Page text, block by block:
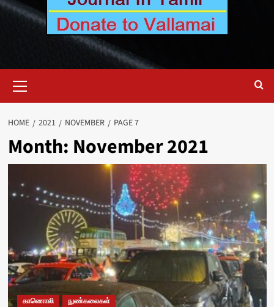
Menu
HOME 2021 NOVEMBER PAGE 7
Month: November 2021
காணொலி நுண்கலைகள்